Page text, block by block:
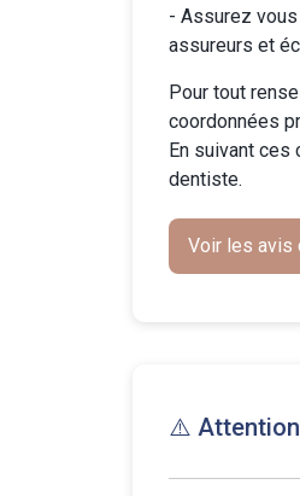
- Assurez
assureurs et
Pour tout
coordonnées
En suivant
dentiste.
Voir les avis
⚠️ Attention